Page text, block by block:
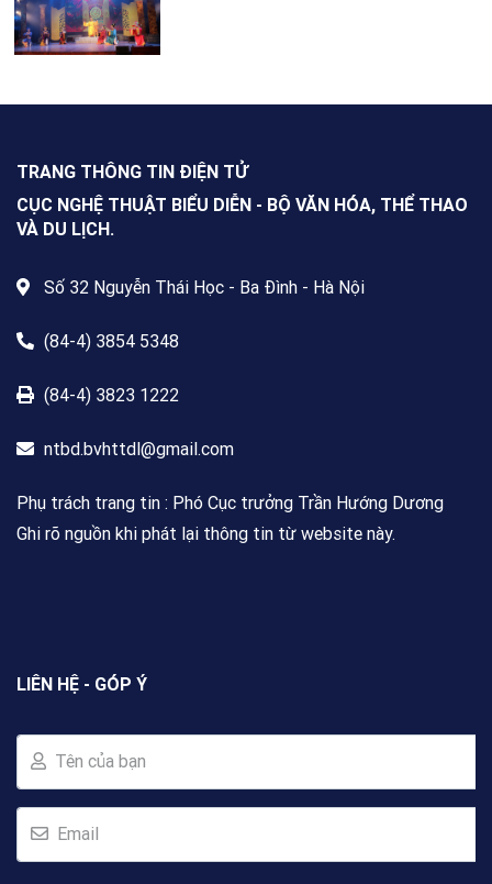
TRANG THÔNG TIN ĐIỆN TỬ
CỤC NGHỆ THUẬT BIỂU DIỄN - BỘ VĂN HÓA, THỂ THAO
VÀ DU LỊCH.
Số 32 Nguyễn Thái Học - Ba Đình - Hà Nội
(84-4) 3854 5348
(84-4) 3823 1222
ntbd.bvhttdl@gmail.com
Phụ trách trang tin : Phó Cục trưởng Trần Hướng Dương
Ghi rõ nguồn khi phát lại thông tin từ website này.
LIÊN HỆ - GÓP Ý
Tên của bạn
Email